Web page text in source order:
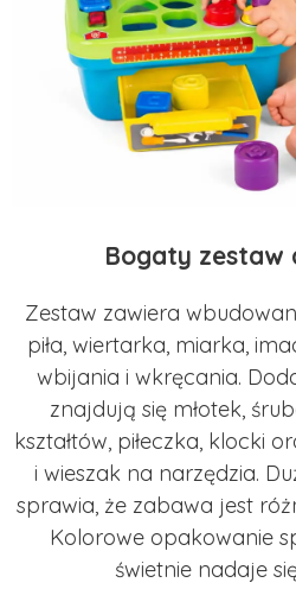
Bogaty zestaw
Zestaw zawiera
piła, wiertarka, miarka,
wbijania i wkręcania.
znajdują się młotek,
kształtów, piłeczka, klocki
i wieszak na narzędzia.
sprawia, że zabawa jest
Kolorowe opakowanie
świetnie nadaje